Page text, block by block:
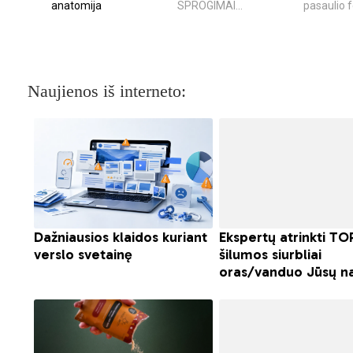
anatomija SPROGIMAI... pasaulio
Naujienos iš interneto: